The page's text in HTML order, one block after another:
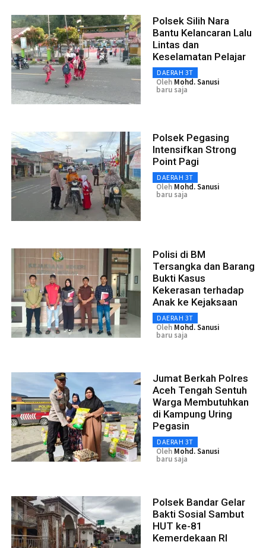
Polsek Silih Nara
Bantu Kelancaran Lalu
Lintas dan
Keselamatan Pelajar
DAERAH 3T
Oleh Mohd. Sanusi
baru saja
Polsek Pegasing
Intensifkan Strong
Point Pagi
DAERAH 3T
Oleh Mohd. Sanusi
baru saja
Polisi di BM
Tersangka dan Barang
Bukti Kasus
Kekerasan terhadap
Anak ke Kejaksaan
DAERAH 3T
Oleh Mohd. Sanusi
baru saja
Jumat Berkah Polres
Aceh Tengah Sentuh
Warga Membutuhkan
di Kampung Uring
Pegasin
DAERAH 3T
Oleh Mohd. Sanusi
baru saja
Polsek Bandar Gelar
Bakti Sosial Sambut
HUT ke-81
Kemerdekaan RI